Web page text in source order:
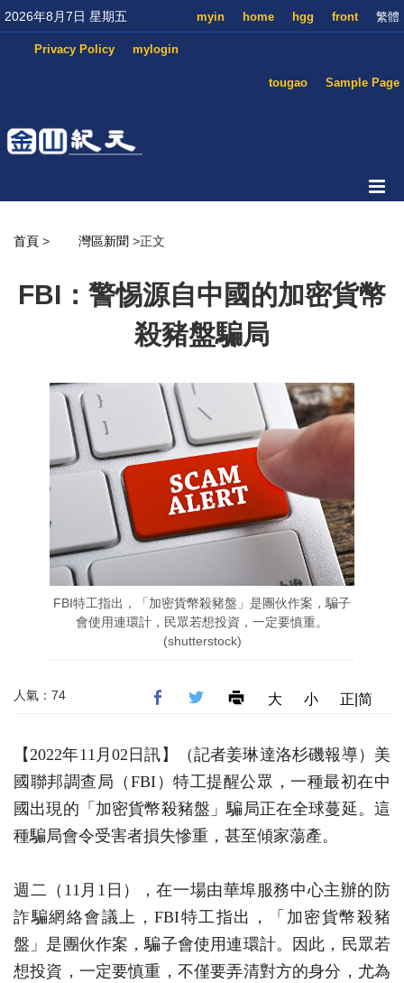
2026年8月7日 星期五 繁體
front
hgg
home
myin
mylogin
Privacy Policy
Sample Page
tougao
首頁 > 灣區新聞 >正文
FBI：警惕源自中國的加密貨幣
殺豬盤騙局
FBI特工指出，「加密貨幣殺豬盤」是團伙作案，騙子
會使用連環計，民眾若想投資，一定要慎重。
(shutterstock)
人氣：74 大 小 正|简
【2022年11月02日訊】（記者姜琳達洛杉磯報導）美
國聯邦調查局（FBI）特工提醒公眾，一種最初在中
國出現的「加密貨幣殺豬盤」騙局正在全球蔓延。這
種騙局會令受害者損失慘重，甚至傾家蕩產。
週二（11月1日），在一場由華埠服務中心主辦的防
詐騙網絡會議上，FBI特工指出，「加密貨幣殺豬
盤」是團伙作案，騙子會使用連環計。因此，民眾若
想投資，一定要慎重，不僅要弄清對方的身分，尤為